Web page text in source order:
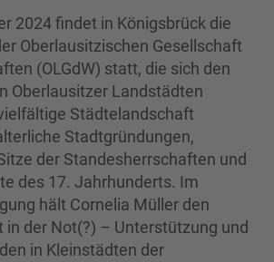
2024 findet in Königsbrück die
Oberlausitzischen Gesellschaft
(OLGdW) statt, die sich den
Oberlausitzer Landstädten
Städtelandschaft
Stadtgründungen,
der Standesherrschaften und
des 17. Jahrhunderts. Im
hält Cornelia Müller den
in der Not(?) – Unterstützung und
in Kleinstädten der